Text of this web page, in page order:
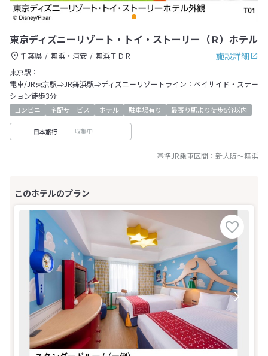
東京ディズニーリゾート・トイ・ストーリー（Ｒ）ホテル
施設詳細
千葉県 舞浜・浦安
舞浜ＴＤＲ
東京駅：
電車/JR東京駅⇒JR舞浜駅⇒ディズニーリゾートライン：ベイサイド・ステー
ション徒歩3分
コンビニ 宅配サービス ホテル 駐車場有り 最寄り駅より徒歩5分以内
日本旅行 収集中
基準JR乗車区間： 新大阪～舞浜